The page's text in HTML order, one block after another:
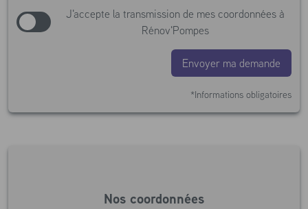
J'accepte la transmission de mes coordonnées à
Rénov'Pompes
Envoyer ma demande
*Informations obligatoires
Nos coordonnées